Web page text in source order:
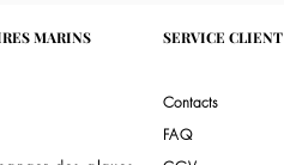
S MARINS SERVICE CLIENT
Contacts
FAQ